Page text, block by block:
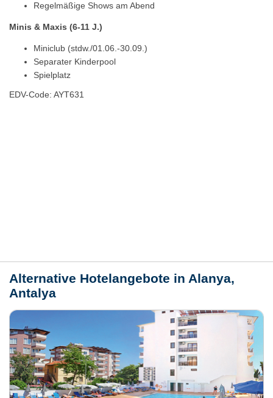
Regelmäßige Shows am Abend
Minis & Maxis (6-11 J.)
Miniclub (stdw./01.06.-30.09.)
Separater Kinderpool
Spielplatz
EDV-Code: AYT631
Alternative Hotelangebote in Alanya,
Antalya